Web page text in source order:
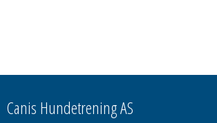
Canis Hundetrening AS